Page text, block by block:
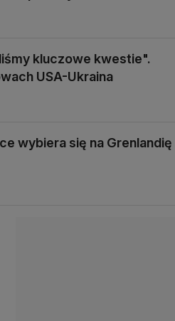
kluczowe kwestie".
USA-Ukraina
wybiera się na Grenlandię